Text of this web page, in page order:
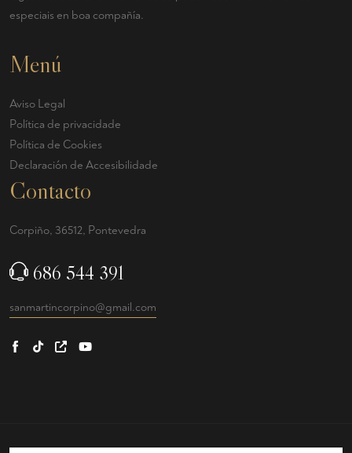
especiais en boa compañía.
Menú
Aviso Legal
Política de privacidade
Política de Cookies
Declaración de Accesibilidade
Contacto
Corpiño, 36512, Pontevedra
686 544 391
sanmartincorpino@gmail.com